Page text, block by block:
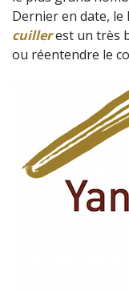
Dernier en date, le
cuillerest un très
ou réentendre le